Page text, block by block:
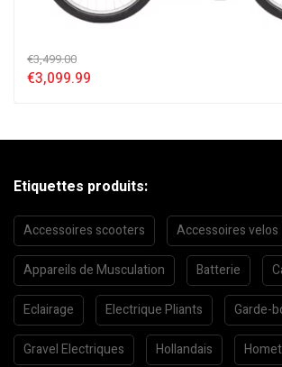
€3,499.00
€3,099.99
Etiquettes produits:
Accessoires scooters Accessoires velos
Appareils de Musculation Batterie
Eclairage Electrique Pliants Garde-
Gravel Electriques Hollandais